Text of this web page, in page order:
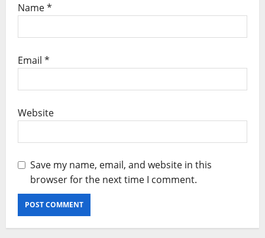
Name*
Email *
Website
Save my name, email, and website in this
browser for the next time I comment.